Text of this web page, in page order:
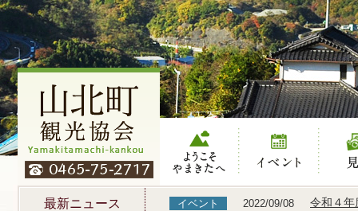
ようこそやまき
たへ
イベント 見る
最新ニュース イベント 2022/09/08 令和４年